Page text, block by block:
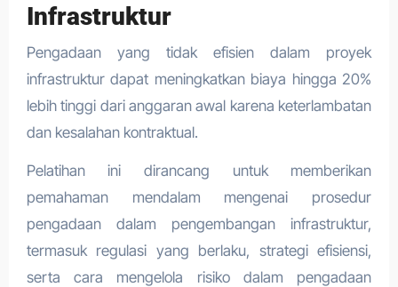
Infrastruktur
Pengadaan yang tidak efisien dalam proyek
infrastruktur dapat meningkatkan biaya hingga 20%
lebih tinggi dari anggaran awal karena keterlambatan
dan kesalahan kontraktual.
Pelatihan ini dirancang untuk memberikan
pemahaman mendalam mengenai prosedur
pengadaan dalam pengembangan infrastruktur,
termasuk regulasi yang berlaku, strategi efisiensi,
serta cara mengelola risiko dalam pengadaan